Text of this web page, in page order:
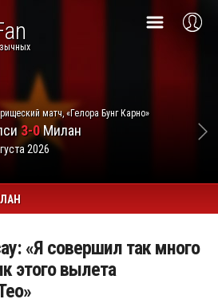
матч, «Гелора Бунг Карно»
3-0Милан
2026
«Я совершил так много
этого вылета